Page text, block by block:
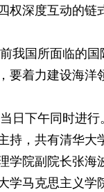
权深度互动的链
国所面临的国
要着力建设海洋
下午同时进行
持，共有清华
学院副院长张
学马克思主义